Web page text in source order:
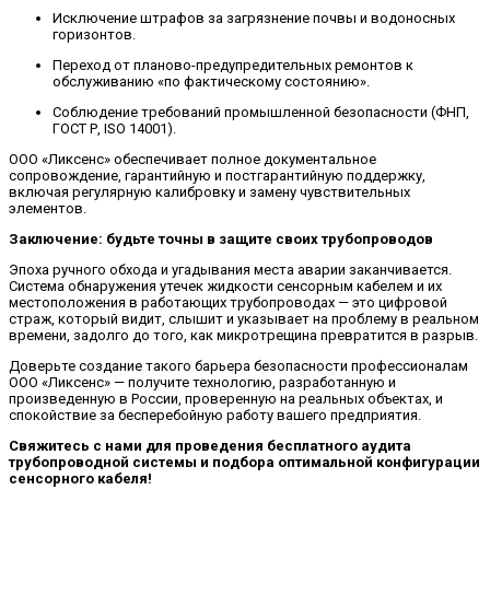
Исключение штрафов за загрязнение почвы и водоносных
горизонтов.
Переход от планово-предупредительных ремонтов к
обслуживанию «по фактическому состоянию».
Соблюдение требований промышленной безопасности (ФНП,
ГОСТ Р, ISO 14001).
ООО «Ликсенс» обеспечивает полное документальное
сопровождение, гарантийную и постгарантийную поддержку,
включая регулярную калибровку и замену чувствительных
элементов.
Заключение: будьте точны в защите своих трубопроводов
Эпоха ручного обхода и угадывания места аварии заканчивается.
Система обнаружения утечек жидкости сенсорным кабелем и их
местоположения в работающих трубопроводах — это цифровой
страж, который видит, слышит и указывает на проблему в реальном
времени, задолго до того, как микротрещина превратится в разрыв.
Доверьте создание такого барьера безопасности профессионалам
ООО «Ликсенс» — получите технологию, разработанную и
произведенную в России, проверенную на реальных объектах, и
спокойствие за бесперебойную работу вашего предприятия.
Свяжитесь с нами для проведения бесплатного аудита
трубопроводной системы и подбора оптимальной конфигурации
сенсорного кабеля!